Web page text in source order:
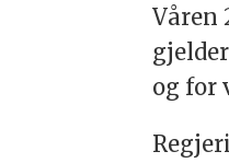
Våren
og for